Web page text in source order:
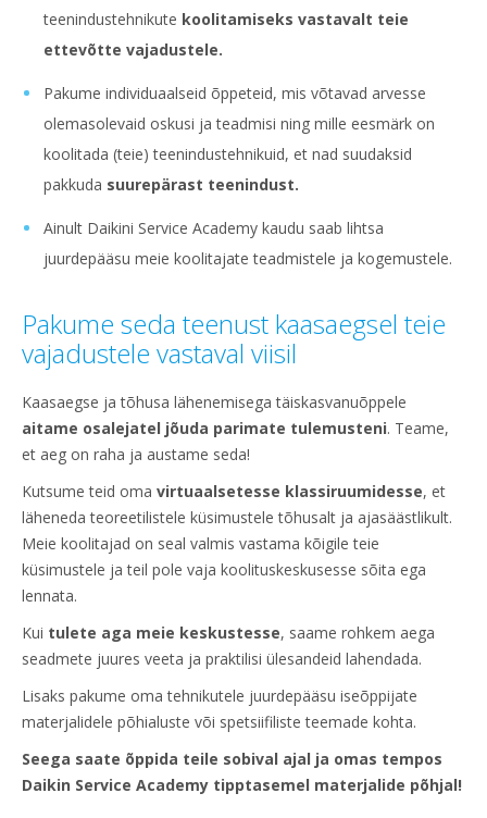
teenindustehnikute koolitamiseks vastavalt teie
ettevõtte vajadustele.
Pakume individuaalseid õppeteid, mis võtavad arvesse
olemasolevaid oskusi ja teadmisi ning mille eesmärk on
koolitada (teie) teenindustehnikuid, et nad suudaksid
pakkuda suurepärast teenindust.
Ainult Daikini Service Academy kaudu saab lihtsa
juurdepääsu meie koolitajate teadmistele ja kogemustele.
Pakume seda teenust kaasaegsel teie
vajadustele vastaval viisil
Kaasaegse ja tõhusa lähenemisega täiskasvanuõppele
aitame osalejatel jõuda parimate tulemusteni. Teame,
et aeg on raha ja austame seda!
Kutsume teid oma virtuaalsetesse klassiruumidesse, et
läheneda teoreetilistele küsimustele tõhusalt ja ajasäästlikult.
Meie koolitajad on seal valmis vastama kõigile teie
küsimustele ja teil pole vaja koolituskeskusesse sõita ega
lennata.
Kui tulete aga meie keskustesse, saame rohkem aega
seadmete juures veeta ja praktilisi ülesandeid lahendada.
Lisaks pakume oma tehnikutele juurdepääsu iseõppijate
materjalidele põhialuste või spetsiifiliste teemade kohta.
Seega saate õppida teile sobival ajal ja omas tempos
Daikin Service Academy tipptasemel materjalide põhjal!